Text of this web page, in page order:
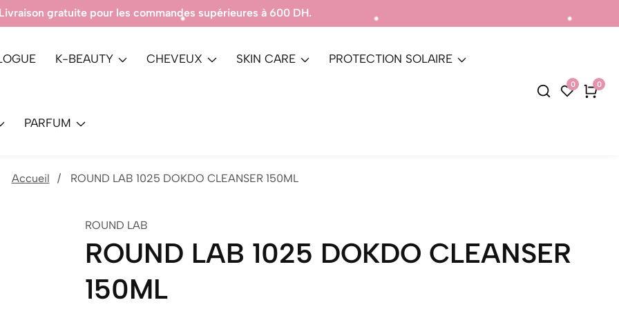
Produits 100% Authentique.
K-BEAUTY CHEVEUX SKIN CARE PROTECTION SOLAIRE
PARFUM
0 0
0
Accueil ROUND LAB 1025 DOKDO CLEANSER 150ML
ROUND LAB
ROUND LAB 1025 DOKDO CLEANSER
150ML